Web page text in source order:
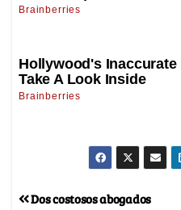
Dos costosos abogados